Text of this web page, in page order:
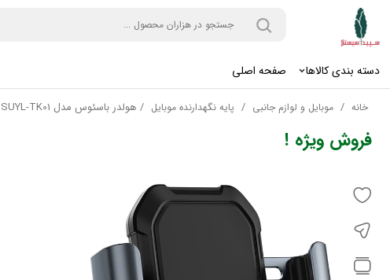
دسته بندی کالاها صفحه اصلی
خانه / موبایل و لوازم جانبی / پایه نگهدارنده موبایل / هولدر باسئوس مدل SUYL-TK01
فروش ویژه !